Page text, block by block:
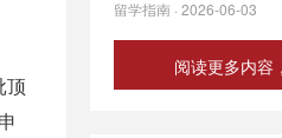
顶
留学指南 · 2026-06-03
阅读更多内容